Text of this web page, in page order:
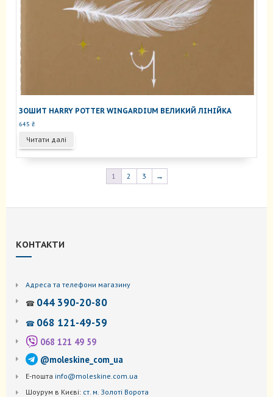
ЗОШИТ HARRY POTTER WINGARDIUM ВЕЛИКИЙ ЛІНІЙКА
645 ₴
Читати далі
1 2 3 →
КОНТАКТИ
Адреса та телефони магазину
☎ 044 390-20-80
☎ 068 121-49-59
068 121 49 59
@moleskine_com_ua
Е-пошта info@moleskine.com.ua
Шоурум в Києві: ст. м. Золоті Ворота